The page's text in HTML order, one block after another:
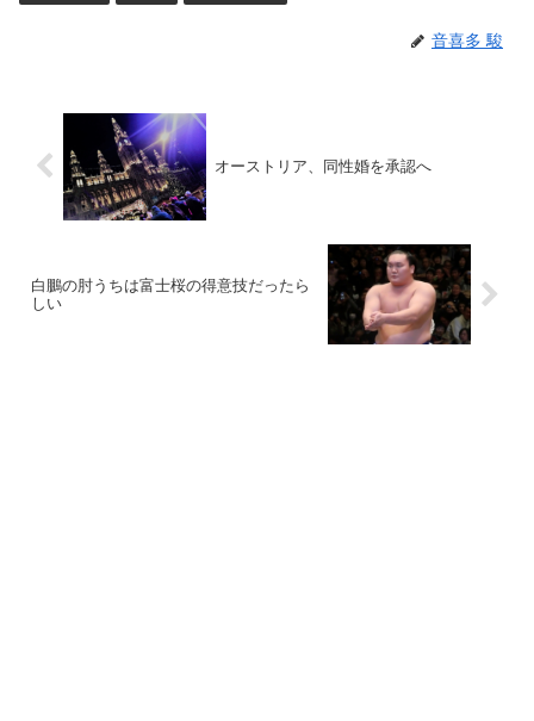
音喜多 駿
オーストリア、同性婚を承認へ
白鵬の肘うちは富士桜の得意技だったら
しい